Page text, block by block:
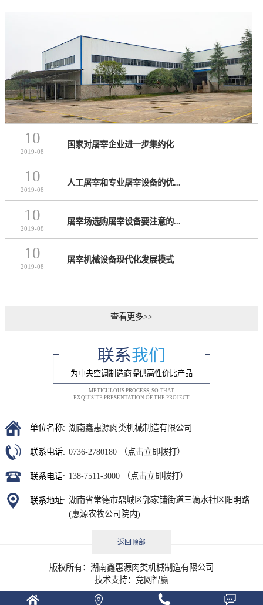
10
2019-08
国家对屠宰企业进一步集约化
10
2019-08
人工屠宰和专业屠宰设备的优...
10
2019-08
屠宰场选购屠宰设备要注意的...
10
2019-08
屠宰机械设备现代化发展模式
查看更多>>
联系我们
为中央空调制造商提供高性价比产品
METICULOUS PROCESS, SO THAT
EXQUISITE PRESENTATION OF THE PROJECT
单位名称: 湖南鑫惠源肉类机械制造有限公司
联系电话: 0736-2780180 （点击立即拨打）
联系电话: 138-7511-3000 （点击立即拨打）
联系地址: 湖南省常德市鼎城区郭家铺街道三滴水社区阳明路
(惠源农牧公司院内)
返回顶部
版权所有：湖南鑫惠源肉类机械制造有限公司
技术支持： 竞网智赢